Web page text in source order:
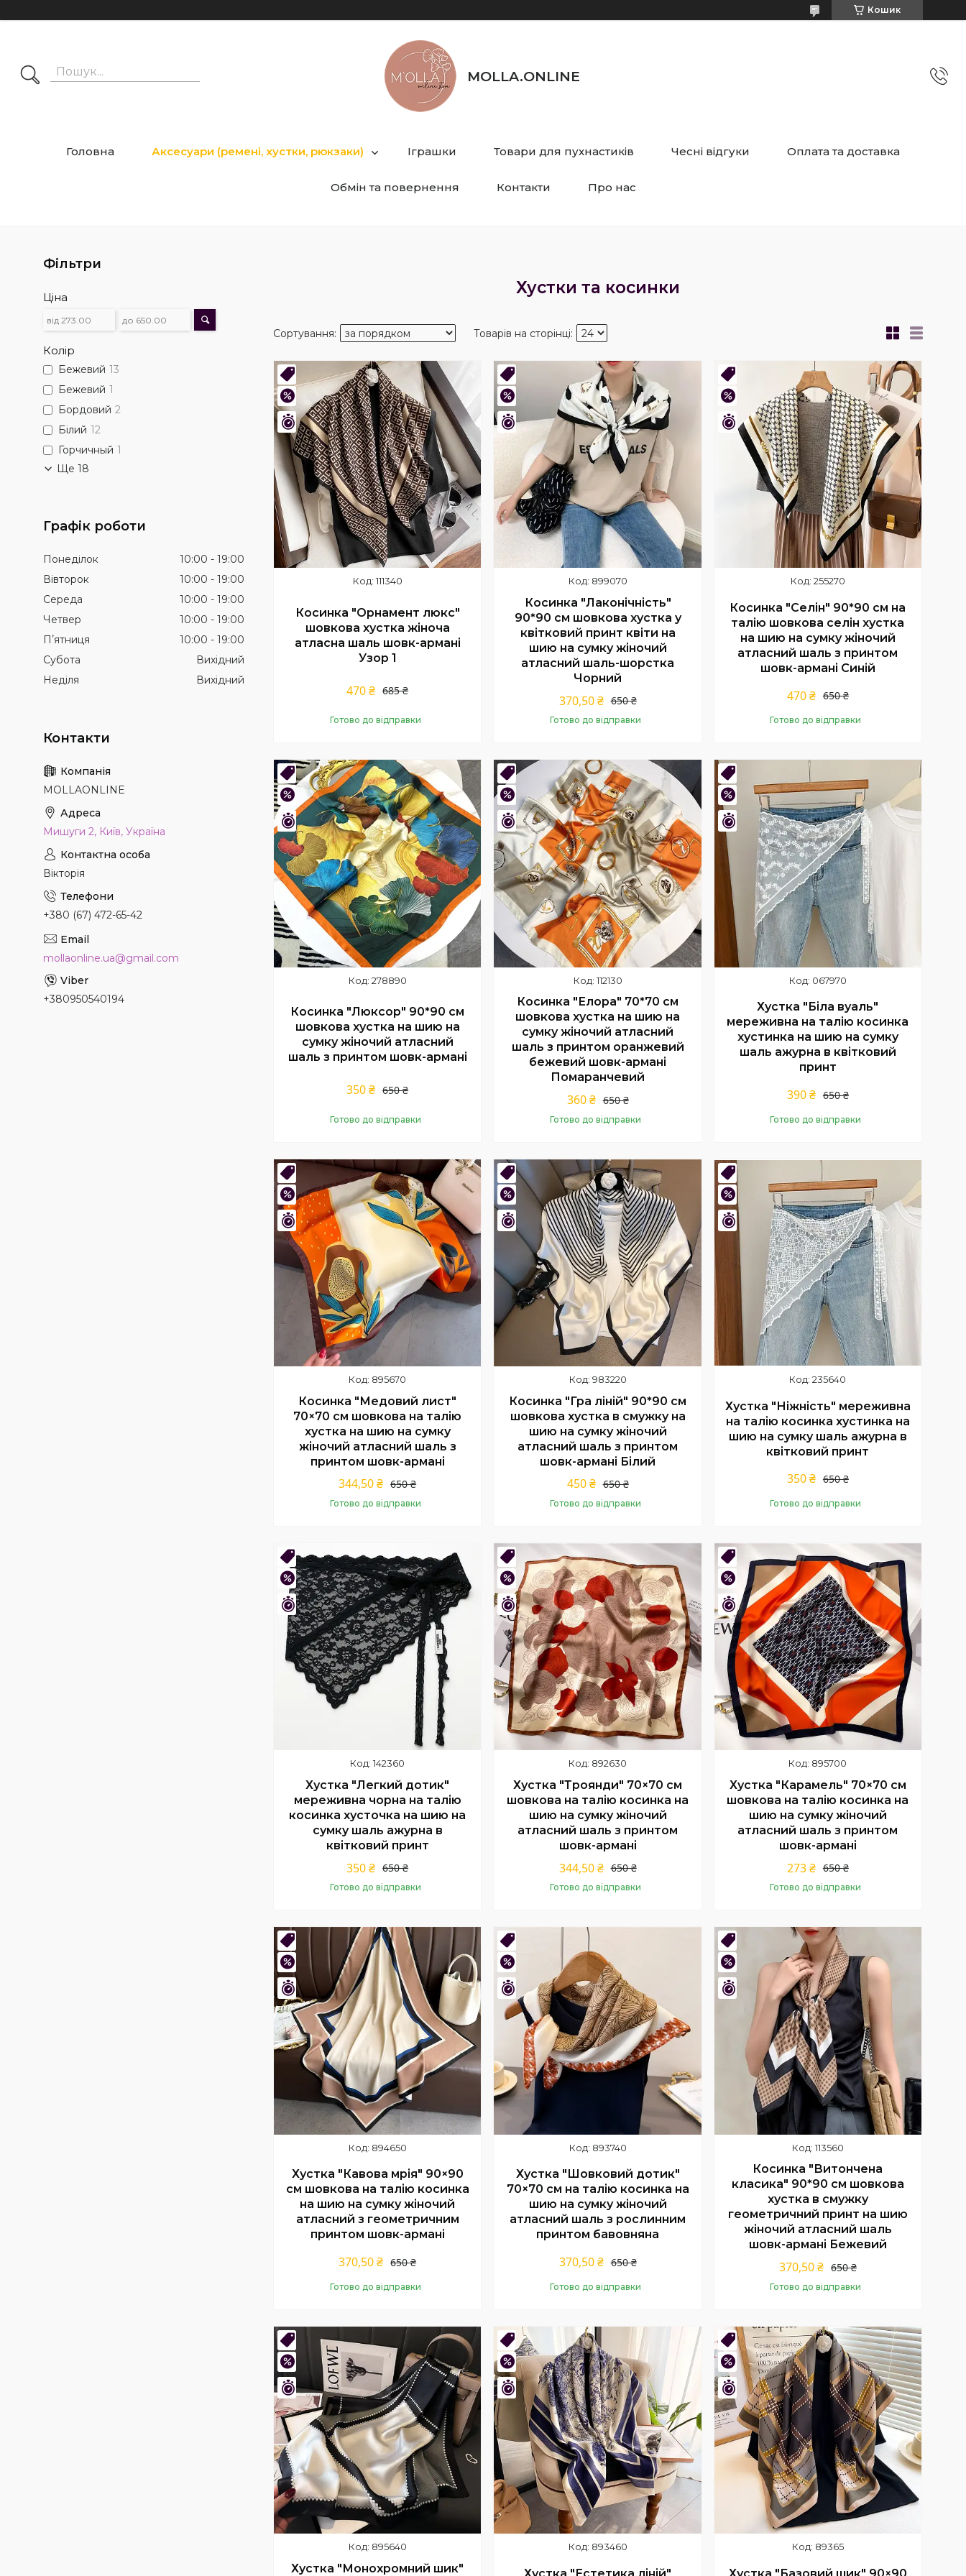
Кошик
MOLLA.ONLINE
Головна Аксесуари (ремені, хустки, рюкзаки) Іграшки Товари для пухнастиків Чесні відгуки Оплата та доставка
Обмін та повернення Контакти Про нас
Хустки та косинки
Новинка
Залишилось 8 днів
111340
Косинка "Орнамент люкс"
шовкова хустка жіноча
атласна шаль шовк-армані
Узор 1
685 ₴
470 ₴
Готово до відправки
Купити
Залишився 1 день
899070
Косинка "Лаконічність"
90*90 см шовкова хустка у
квітковий принт квіти на
шию на сумку жіночий
атласний шаль-шорстка
Чорний
650 ₴
370,50 ₴
Готово до відправки
Купити
Залишилось 8 днів
255270
Косинка "Селін" 90*90 см на
талію шовкова селін хустка
на шию на сумку жіночий
атласний шаль з принтом
шовк-армані Синій
650 ₴
470 ₴
Готово до відправки
Купити
Новинка
–46%
Залишилось 8 днів
278890
Косинка "Люксор" 90*90 см
шовкова хустка на шию на
сумку жіночий атласний
шаль з принтом шовк-армані
650 ₴
350 ₴
Готово до відправки
Купити
Новинка
–45%
Залишилось 8 днів
112130
Косинка "Елора" 70*70 см
шовкова хустка на шию на
сумку жіночий атласний
шаль з принтом оранжевий
бежевий шовк-армані
Помаранчевий
650 ₴
360 ₴
Готово до відправки
Купити
–40%
Залишилось 8 днів
067970
Хустка "Біла вуаль"
мереживна на талію косинка
хустинка на шию на сумку
шаль ажурна в квітковий
принт
650 ₴
390 ₴
Готово до відправки
Купити
–47%
Залишився 1 день
895670
Косинка "Медовий лист"
70×70 см шовкова на талію
хустка на шию на сумку
жіночий атласний шаль з
принтом шовк-армані
650 ₴
344,50 ₴
Готово до відправки
Новинка
–31%
Залишилось 8 днів
983220
Косинка "Гра ліній" 90*90 см
шовкова хустка в смужку на
шию на сумку жіночий
атласний шаль з принтом
шовк-армані Білий
650 ₴
450 ₴
Готово до відправки
Купити
Залишилось 8 днів
235640
Хустка "Ніжність" мереживна
на талію косинка хустинка на
шию на сумку шаль ажурна в
квітковий принт
650 ₴
350 ₴
Готово до відправки
Купити
Новинка
–46%
Залишилось 8 днів
142360
Хустка "Легкий дотик"
мереживна чорна на талію
косинка хусточка на шию на
сумку шаль ажурна в
квітковий принт
650 ₴
350 ₴
Готово до відправки
Купити
Новинка
–47%
Залишився 1 день
892630
Хустка "Троянди" 70×70 см
шовкова на талію косинка на
шию на сумку жіночий
атласний шаль з принтом
шовк-армані
650 ₴
344,50 ₴
Готово до відправки
Новинка
–58%
Залишився 1 день
895700
Хустка "Карамель" 70×70 см
шовкова на талію косинка на
шию на сумку жіночий
атласний шаль з принтом
шовк-армані
650 ₴
273 ₴
Готово до відправки
Купити
–43%
Залишився 1 день
894650
Хустка "Кавова мрія" 90×90
см шовкова на талію косинка
на шию на сумку жіночий
атласний з геометричним
принтом шовк-армані
650 ₴
370,50 ₴
Готово до відправки
Купити
Залишився 1 день
893740
Хустка "Шовковий дотик"
70×70 см на талію косинка на
шию на сумку жіночий
атласний шаль з рослинним
принтом бавовняна
650 ₴
370,50 ₴
Готово до відправки
Купити
Залишився 1 день
113560
Косинка "Витончена
класика" 90*90 см шовкова
хустка в смужку
геометричний принт на шию
жіночий атласний шаль
шовк-армані Бежевий
650 ₴
370,50 ₴
Готово до відправки
Купити
Новинка
–45%
Залишилось 8 днів
895640
Хустка "Монохромний шик"
Новинка
–38%
Залишився 1 день
893460
Новинка
–43%
Залишився 1 день
89365
Фільтри
Ціна
Колір
Бежевий 13
Бежевий 1
Бордовий 2
Білий 12
Горчичный 1
Ще 18
Графік роботи
Понеділок 10:00
19:00
Вівторок
10:00
19:00
Середа
10:00
19:00
Четвер
10:00
19:00
Пʼятниця
10:00
19:00
Субота
Вихідний
Неділя
Вихідний
MOLLAONLINE
Мишуги 2, Київ, Україна
Вікторія
+380 (67) 472-65-42
mollaonline.ua@gmail.com
+380950540194